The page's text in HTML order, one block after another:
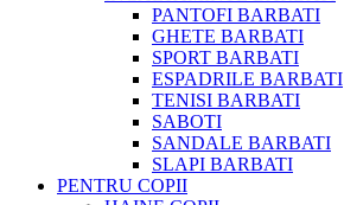
PANTOFI BARBATI
GHETE BARBATI
SPORT BARBATI
ESPADRILE BARBATI
TENISI BARBATI
SABOTI
SANDALE BARBATI
SLAPI BARBATI
PENTRU COPII